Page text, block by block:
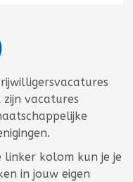
zijn vacatures
linker kolom kun je je
in jouw eigen